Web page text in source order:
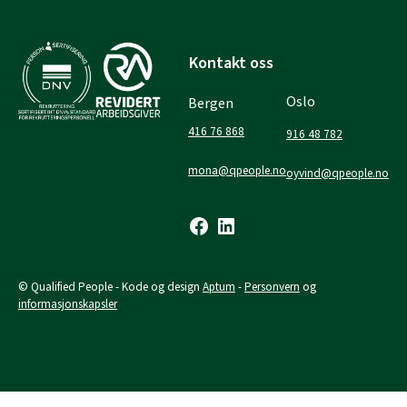
content
Kontakt oss
Bergen
416 76 868
mona@qpeople.no
Oslo
916 48 782
oyvind@qpeople.no
Facebook
LinkedIn
© Qualified People - Kode og design Aptum -Personvern og
informasjonskapsler